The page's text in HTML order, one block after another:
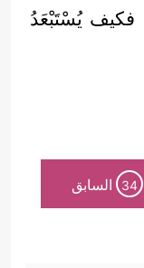
فكيف يُسْتَبْعَدُ
34 السابق